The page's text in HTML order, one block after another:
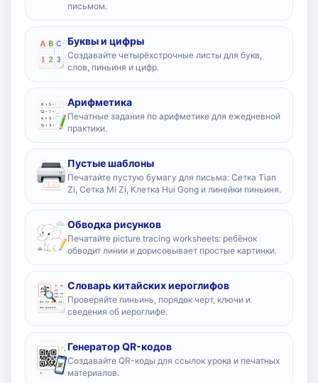
письмом.
Буквы и цифры
Создавайте четырёхстрочные листы для букв,
слов, пиньиня и цифр.
Арифметика
Печатные задания по арифметике для ежедневной
практики.
Пустые шаблоны
Печатайте пустую бумагу для письма: Сетка Tian
Zi, Сетка Mi Zi, Клетка Hui Gong и линейки пиньиня.
Обводка рисунков
Печатайте picture tracing worksheets: ребёнок
обводит линии и дорисовывает простые картинки.
Словарь китайских иероглифов
Проверяйте пиньинь, порядок черт, ключи и
сведения об иероглифе.
Генератор QR-кодов
Создавайте QR-коды для ссылок урока и печатных
материалов.